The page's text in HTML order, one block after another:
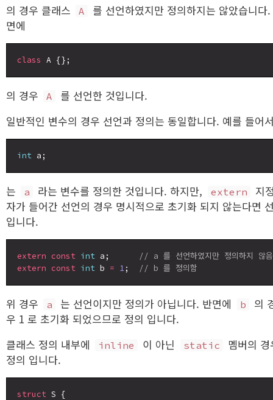
의 경우 클래스 A
를 선언하였지만 정의하지는 않았습니다
면에
class
의 경우 A
를 선언한 것입니다.
일반적인 변수의 경우 선언과 정의는 동일합니다. 예를 들어
int
는 a 라는 변수를 정의한 것입니다. 하지만, extern
지
자가 들어간 선언의 경우 명시적으로 초기화 되지 않는다면
입니다.
extern const int a;
// a 를 선언하였지만 정의하지 않음
extern const int b = 1; // b 를 정의함
위 경우 a 는 선언이지만 정의가 아닙니다. 반면에 b
의
우 1 로 초기화 되었으므로 정의 입니다.
클래스 정의 내부에
inline 이 아닌 static
멤버의 경
정의 입니다.
struct S {